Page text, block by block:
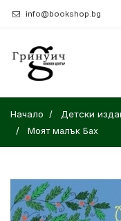
info@bookshop.bg
Начало Детски
Моят малък Бах